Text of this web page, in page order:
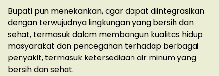
Bupati pun menekankan, agar dapat diintegrasikan
dengan terwujudnya lingkungan yang bersih dan
sehat, termasuk dalam membangun kualitas hidup
masyarakat dan pencegahan terhadap berbagai
penyakit, termasuk ketersediaan air minum yang
bersih dan sehat.